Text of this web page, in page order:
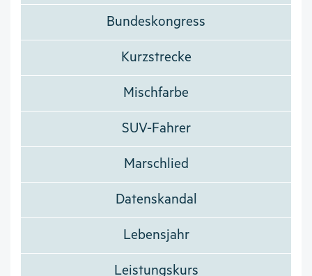
Bundeskongress
Kurzstrecke
Mischfarbe
SUV-Fahrer
Marschlied
Datenskandal
Lebensjahr
Leistungskurs